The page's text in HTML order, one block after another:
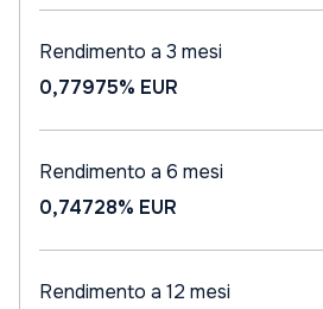
Rendimento a 3 mesi
0,77975% EUR
Rendimento a 6 mesi
0,74728% EUR
Rendimento a 12 mesi